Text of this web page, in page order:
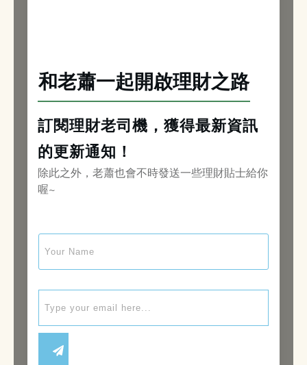
和老蕭一起開啟理財之路
訂閱理財老司機，獲得最新資訊
的更新通知！
除此之外，老蕭也會不時發送一些理財貼士給你
喔~